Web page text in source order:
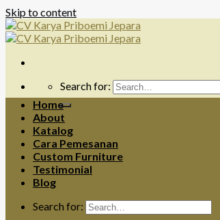
Skip to content
Search for:
Home
About
Katalog
Cara Pemesanan
Custom Furniture
Testimonial
Blog
Search for: